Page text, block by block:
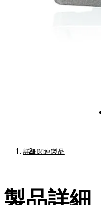
詳細関連製品
製品詳細